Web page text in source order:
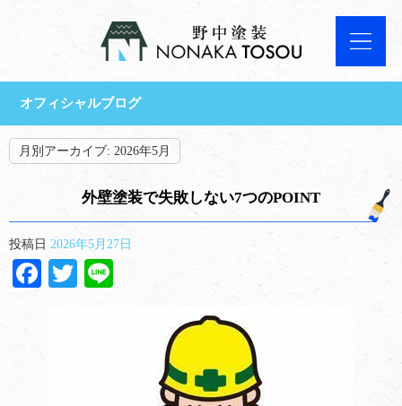
オフィシャルブログ
月別アーカイブ: 2026年5月
外壁塗装で失敗しない7つのPOINT
投稿日 2026年5月27日
Facebook
Twitter